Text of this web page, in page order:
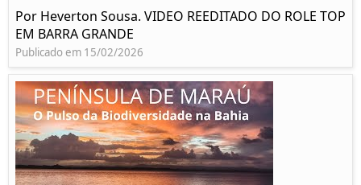
Por Heverton Sousa. VIDEO REEDITADO DO ROLE TOP
EM BARRA GRANDE
Publicado em 15/02/2026